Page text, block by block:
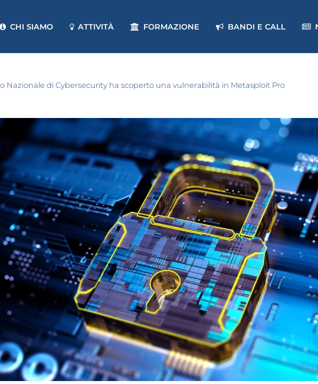
CHI SIAMO ATTIVITÀ FORMAZIONE BANDI E CALL
Nazionale di Cybersecurity ha scoperto una vulnerabilità in Metasploit Pro